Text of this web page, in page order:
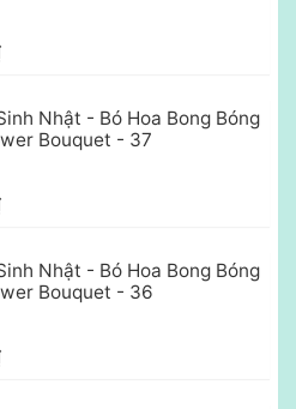
Nhật - Bó Hoa Bong Bóng
Bouquet - 37
Nhật - Bó Hoa Bong Bóng
Bouquet - 36